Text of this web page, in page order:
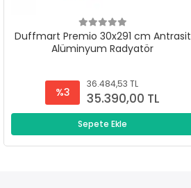
Duffmart Premio 30x291 cm Antrasit
Alüminyum Radyatör
%3
36.484,53 TL
35.390,00 TL
Sepete Ekle